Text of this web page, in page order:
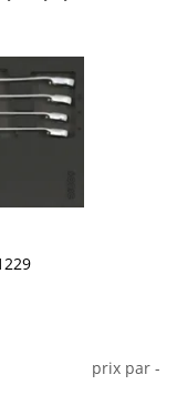
prix par -